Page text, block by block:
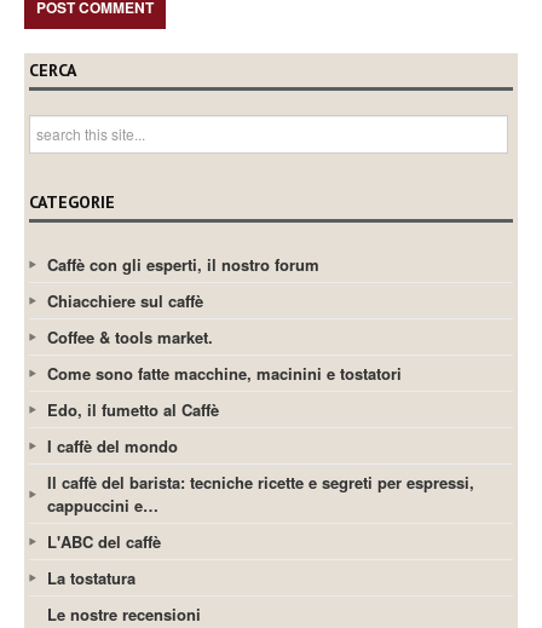
CERCA
CATEGORIE
Caffè con gli esperti, il nostro forum
Chiacchiere sul caffè
Coffee & tools market.
Come sono fatte macchine, macinini e tostatori
Edo, il fumetto al Caffè
I caffè del mondo
Il caffè del barista: tecniche ricette e segreti per espressi,
cappuccini e…
L'ABC del caffè
La tostatura
Le nostre recensioni